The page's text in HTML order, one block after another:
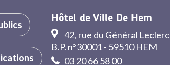
Hôtel de Ville De Hem
42, rue du Général Leclerc
B.P. n°30001 - 59510 HEM
03 20 66 58 00